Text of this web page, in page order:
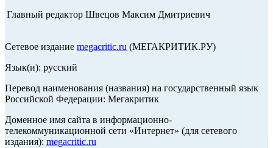
Главный редактор Швецов Максим Дмитриевич
Сетевое издание megacritic.ru (МЕГАКРИТИК.РУ)
Язык(и): русский
Перевод наименования (названия) на государственный язык
Российской Федерации: Мегакритик
Доменное имя сайта в информационно-
телекоммуникационной сети «Интернет» (для сетевого
издания): megacritic.ru